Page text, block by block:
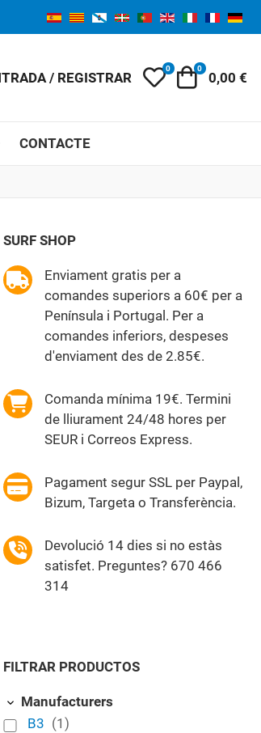
/ REGISTRAR My Wishlist
0 Carret
0
0,00 €
CONTACTE
to Wishlist
View
SURF SHOP
Enviament gratis per a
comandes superiors a 60€ per a
Península i Portugal. Per a
comandes inferiors, despeses
d'enviament des de 2.85€.
Comanda mínima 19€. Termini
de lliurament 24/48 hores per
SEUR i Correos Express.
Pagament segur SSL per Paypal,
Bizum, Targeta o Transferència.
Devolució 14 dies si no estàs
satisfet. Preguntes? 670 466
314
FILTRAR PRODUCTOS
Manufacturers
B3 (1)